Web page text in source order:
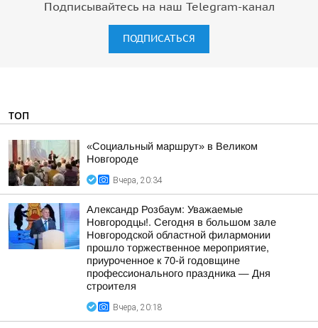
Подписывайтесь на наш Telegram-канал
ПОДПИСАТЬСЯ
ТОП
«Социальный маршрут» в Великом
Новгороде
Вчера, 20:34
Александр Розбаум: Уважаемые
Новгородцы!. Сегодня в большом зале
Новгородской областной филармонии
прошло торжественное мероприятие,
приуроченное к 70-й годовщине
профессионального праздника — Дня
строителя
Вчера, 20:18